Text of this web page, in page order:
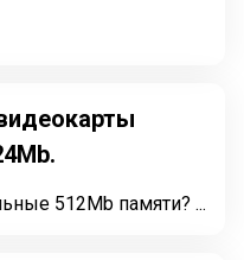
А нужны ли нам дополнительные 512Mb памяти? ...